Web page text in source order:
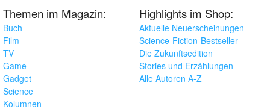
Themen im Magazin:
Buch
Film
TV
Game
Gadget
Science
Kolumnen
Highlights im Shop:
Aktuelle Neuerscheinungen
Science-Fiction-Bestseller
Die Zukunftsedition
Stories und Erzählungen
Alle Autoren A-Z